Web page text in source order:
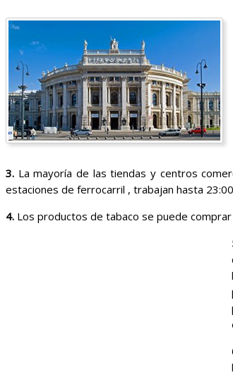
3. La mayoría de las tiendas y centros
estaciones de ferrocarril , trabajan hasta
4. Los productos de tabaco se puede